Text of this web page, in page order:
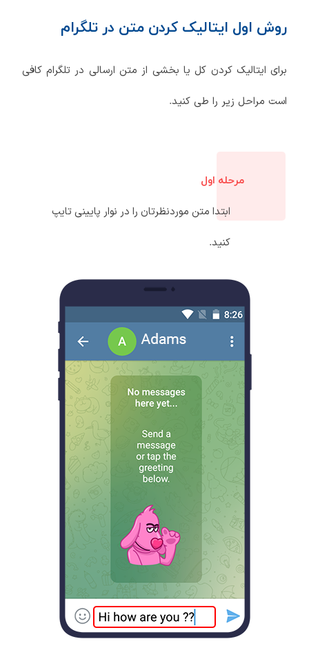
روش اول ایتالیک کردن متن در تلگرام
برای ایتالیک کردن کل یا بخشی از متن ارسالی در تلگرام کافی
است مراحل زیر را طی کنید.
مرحله اول
ابتدا متن موردنظرتان را در نوار پایینی تایپ
کنید.